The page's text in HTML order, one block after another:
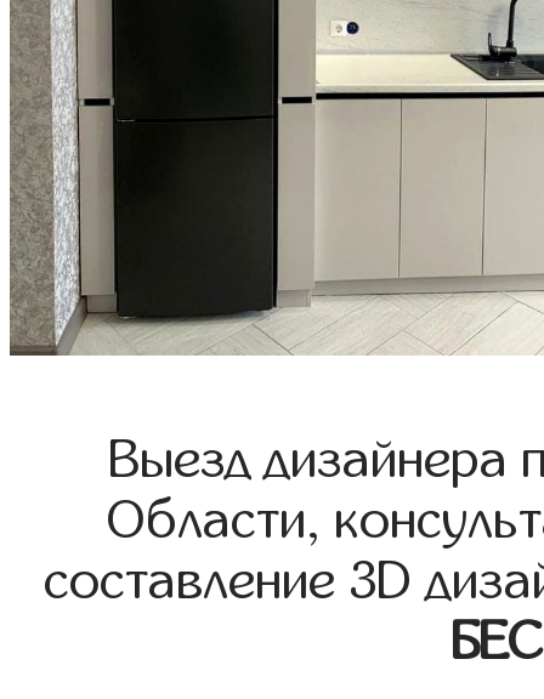
Выезд дизайнера
Области,
составление 3D